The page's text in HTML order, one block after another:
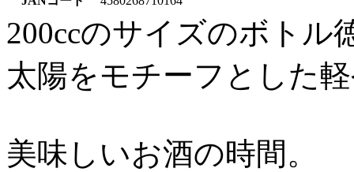
200ccのサイズのボトル
太陽をモチーフとした
美味しいお酒の時間。